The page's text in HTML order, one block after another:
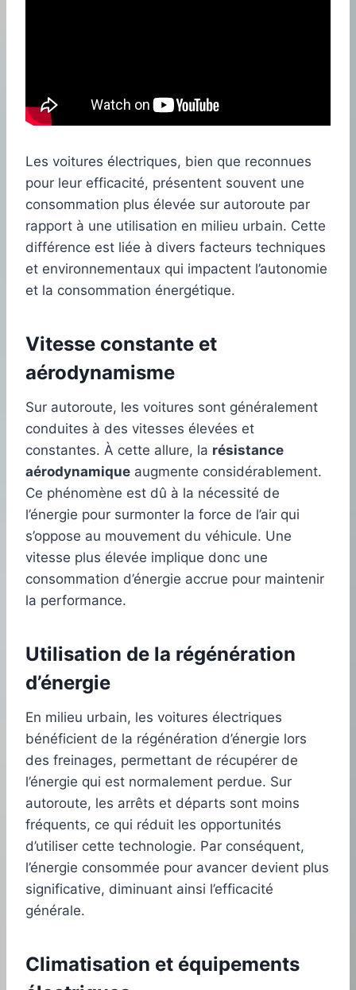
Les voitures électriques, bien que reconnues
pour leur efficacité, présentent souvent une
consommation plus élevée sur autoroute par
rapport à une utilisation en milieu urbain. Cette
différence est liée à divers facteurs techniques
et environnementaux qui impactent l’autonomie
et la consommation énergétique.
Vitesse constante et
aérodynamisme
Sur autoroute, les voitures sont généralement
conduites à des vitesses élevées et
constantes. À cette allure, la résistance
aérodynamique augmente considérablement.
Ce phénomène est dû à la nécessité de
l’énergie pour surmonter la force de l’air qui
s’oppose au mouvement du véhicule. Une
vitesse plus élevée implique donc une
consommation d’énergie accrue pour maintenir
la performance.
Utilisation de la régénération
d’énergie
En milieu urbain, les voitures électriques
bénéficient de la régénération d’énergie lors
des freinages, permettant de récupérer de
l’énergie qui est normalement perdue. Sur
autoroute, les arrêts et départs sont moins
fréquents, ce qui réduit les opportunités
d’utiliser cette technologie. Par conséquent,
l’énergie consommée pour avancer devient plus
significative, diminuant ainsi l’efficacité
générale.
Climatisation et équipements